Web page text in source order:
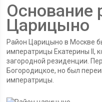
Основание
Царицыно
Район Царицыно в Москве
императрицы Екатерины II,
загородной резиденции.
Богородицкое, но был
императрицы.